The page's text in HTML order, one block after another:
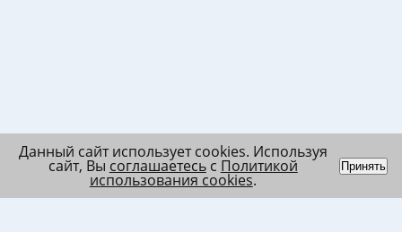
Данный сайт использует cookies. Используя
сайт, Вы соглашаетесьс Политикой
использования cookies.
Принять